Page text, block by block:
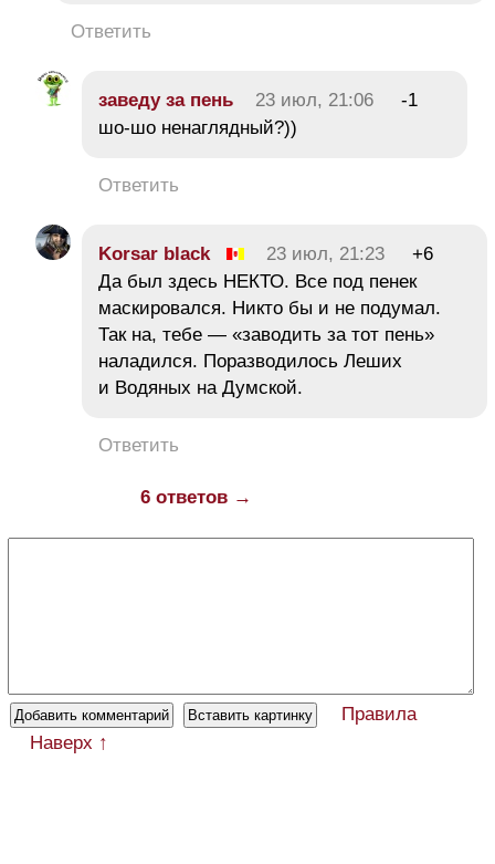
Ответить
заведу за пень 23 июл, 21:06
-1
шо-шо ненаглядный?))
Ответить
Korsar black 23 июл, 21:23
+6
Да был здесь НЕКТО. Все под пенек
маскировался. Никто бы и не подумал.
Так на, тебе — «заводить за тот пень»
наладился. Поразводилось Леших
и Водяных на Думской.
Ответить
6 ответов →
Правила
Наверх ↑